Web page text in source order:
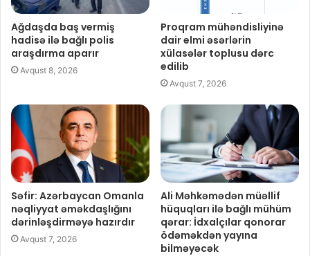
Ağdaşda baş vermiş
hadisə ilə bağlı polis
araşdırma aparır
Avqust 8, 2026
Proqram mühəndisliyinə
dair elmi əsərlərin
xülasələr toplusu dərc
edilib
Avqust 7, 2026
Səfir: Azərbaycan Omanla
nəqliyyat əməkdaşlığını
dərinləşdirməyə hazırdır
Avqust 7, 2026
Ali Məhkəmədən müəllif
hüquqları ilə bağlı mühüm
qərar: İdxalçılar qonorar
ödəməkdən yayına
bilməyəcək